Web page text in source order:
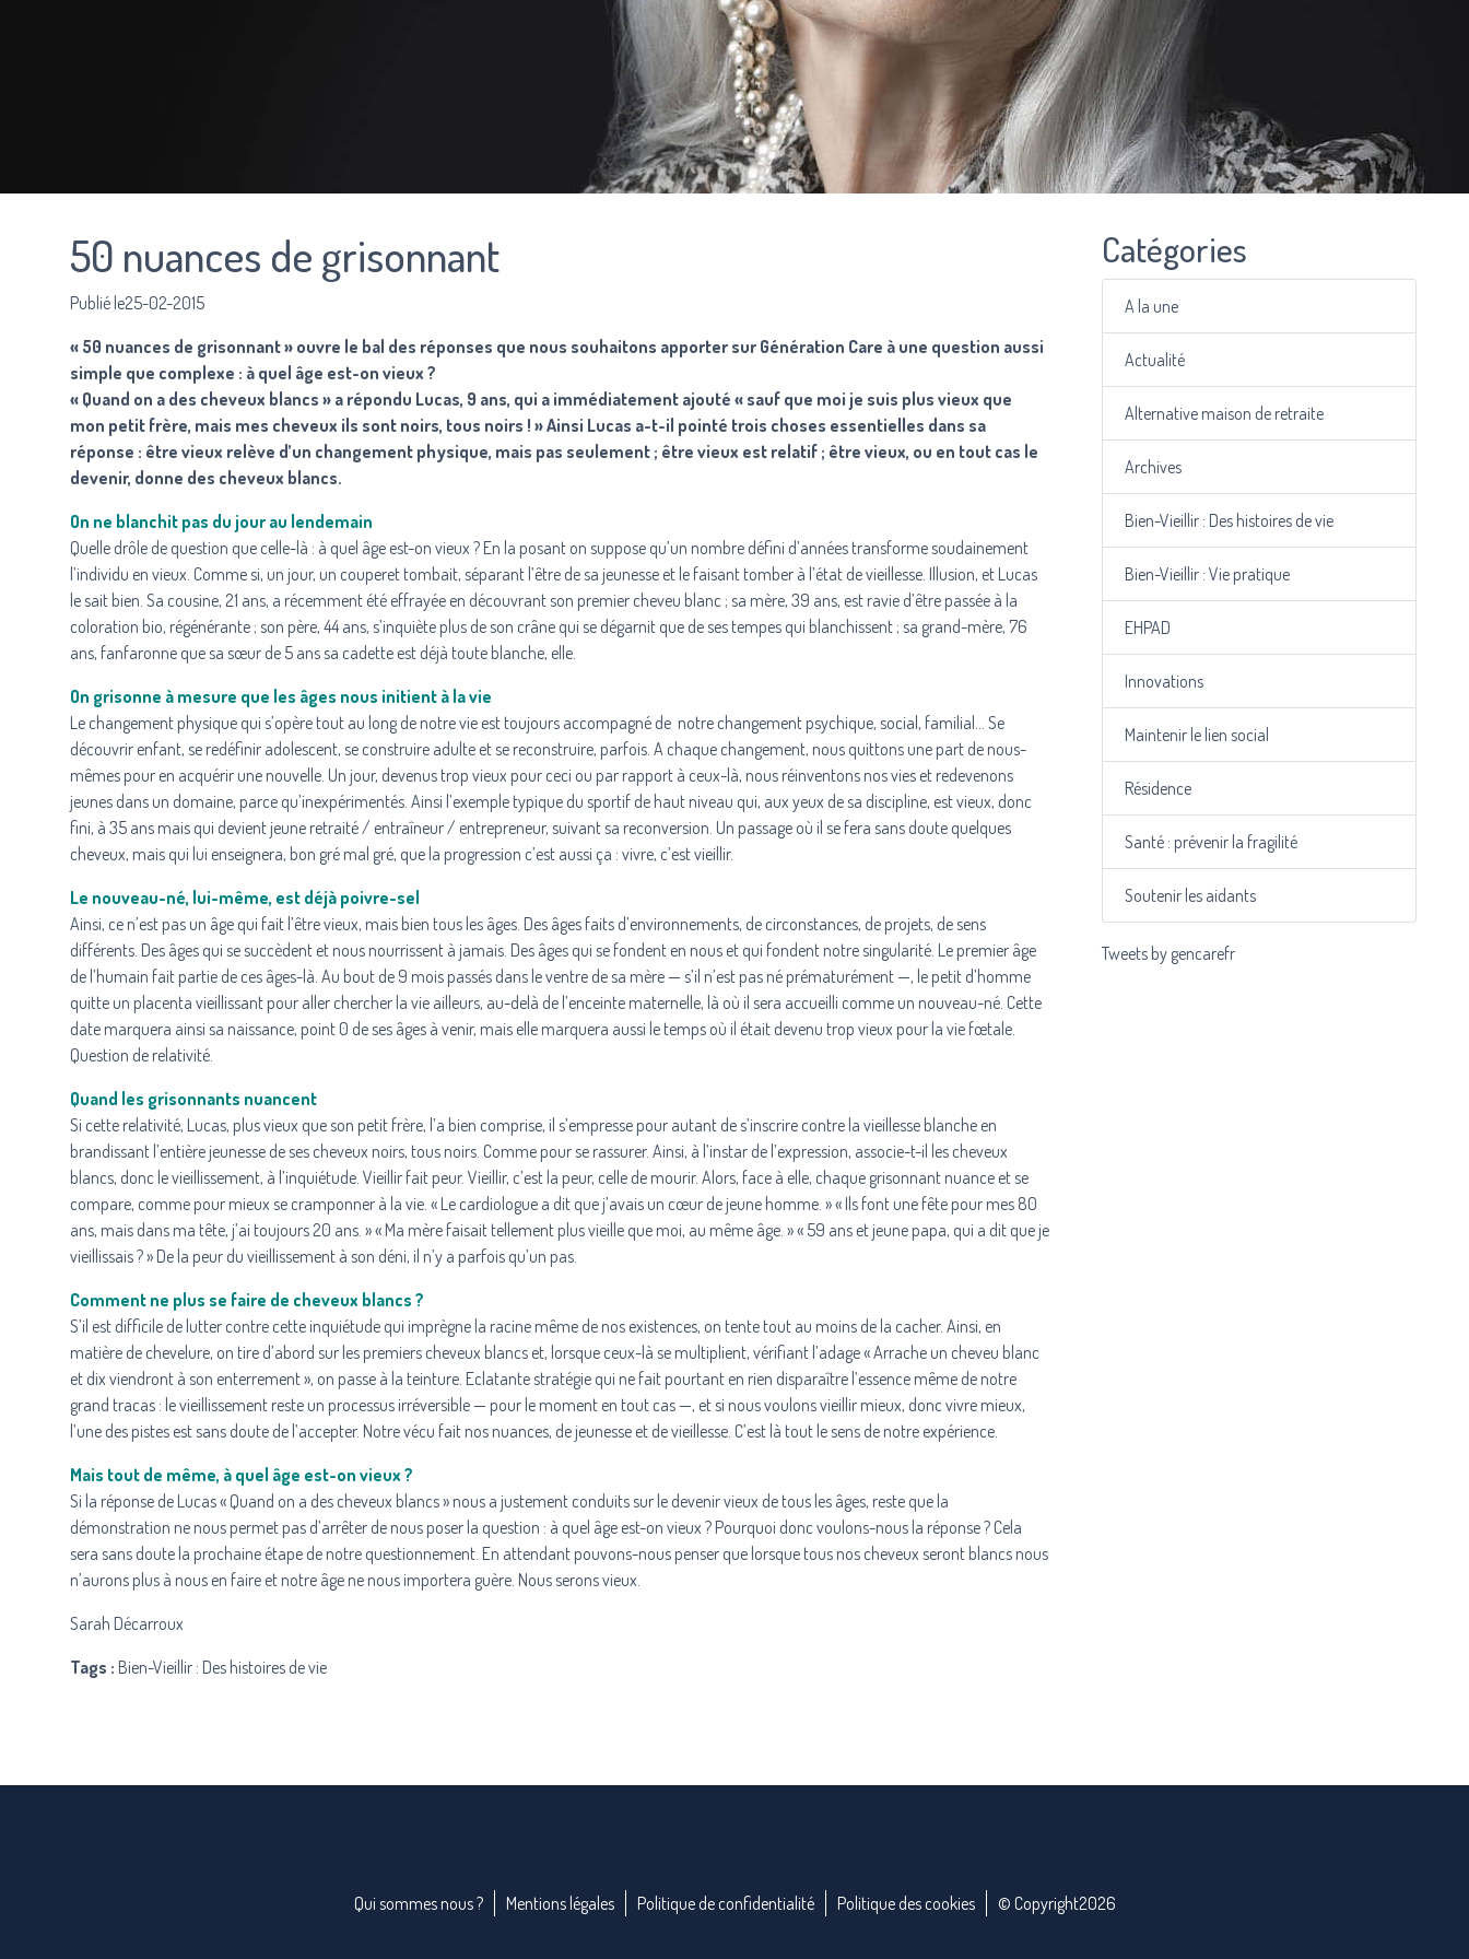
50 nuances de grisonnant
Publié le25-02-2015
« 50 nuances de grisonnant » ouvre le bal des réponses que nous souhaitons apporter sur Génération Care à une question aussi
simple que complexe : à quel âge est-on vieux ?
« Quand on a des cheveux blancs » a répondu Lucas, 9 ans, qui a immédiatement ajouté « sauf que moi je suis plus vieux que
mon petit frère, mais mes cheveux ils sont noirs, tous noirs ! » Ainsi Lucas a-t-il pointé trois choses essentielles dans sa
réponse : être vieux relève d’un changement physique, mais pas seulement ; être vieux est relatif ; être vieux, ou en tout cas le
devenir, donne des cheveux blancs.
On ne blanchit pas du jour au lendemain
Quelle drôle de question que celle-là : à quel âge est-on vieux ? En la posant on suppose qu’un nombre défini d’années transforme soudainement
l’individu en vieux. Comme si, un jour, un couperet tombait, séparant l’être de sa jeunesse et le faisant tomber à l’état de vieillesse. Illusion, et Lucas
le sait bien. Sa cousine, 21 ans, a récemment été effrayée en découvrant son premier cheveu blanc ; sa mère, 39 ans, est ravie d’être passée à la
coloration bio, régénérante ; son père, 44 ans, s’inquiète plus de son crâne qui se dégarnit que de ses tempes qui blanchissent ; sa grand-mère, 76
ans, fanfaronne que sa sœur de 5 ans sa cadette est déjà toute blanche, elle.
On grisonne à mesure que les âges nous initient à la vie
Le changement physique qui s’opère tout au long de notre vie est toujours accompagné de notre changement psychique, social, familial… Se
découvrir enfant, se redéfinir adolescent, se construire adulte et se reconstruire, parfois. A chaque changement, nous quittons une part de nous-
mêmes pour en acquérir une nouvelle. Un jour, devenus trop vieux pour ceci ou par rapport à ceux-là, nous réinventons nos vies et redevenons
jeunes dans un domaine, parce qu’inexpérimentés. Ainsi l’exemple typique du sportif de haut niveau qui, aux yeux de sa discipline, est vieux, donc
fini, à 35 ans mais qui devient jeune retraité / entraîneur / entrepreneur, suivant sa reconversion. Un passage où il se fera sans doute quelques
cheveux, mais qui lui enseignera, bon gré mal gré, que la progression c’est aussi ça : vivre, c’est vieillir.
Le nouveau-né, lui-même, est déjà poivre-sel
Ainsi, ce n’est pas un âge qui fait l’être vieux, mais bien tous les âges. Des âges faits d’environnements, de circonstances, de projets, de sens
différents. Des âges qui se succèdent et nous nourrissent à jamais. Des âges qui se fondent en nous et qui fondent notre singularité. Le premier âge
de l’humain fait partie de ces âges-là. Au bout de 9 mois passés dans le ventre de sa mère — s’il n’est pas né prématurément —, le petit d’homme
quitte un placenta vieillissant pour aller chercher la vie ailleurs, au-delà de l’enceinte maternelle, là où il sera accueilli comme un nouveau-né. Cette
date marquera ainsi sa naissance, point 0 de ses âges à venir, mais elle marquera aussi le temps où il était devenu trop vieux pour la vie fœtale.
Question de relativité.
Quand les grisonnants nuancent
Si cette relativité, Lucas, plus vieux que son petit frère, l’a bien comprise, il s’empresse pour autant de s’inscrire contre la vieillesse blanche en
brandissant l’entière jeunesse de ses cheveux noirs, tous noirs. Comme pour se rassurer. Ainsi, à l’instar de l’expression, associe-t-il les cheveux
blancs, donc le vieillissement, à l’inquiétude. Vieillir fait peur. Vieillir, c’est la peur, celle de mourir. Alors, face à elle, chaque grisonnant nuance et se
compare, comme pour mieux se cramponner à la vie. « Le cardiologue a dit que j’avais un cœur de jeune homme. » « Ils font une fête pour mes 80
ans, mais dans ma tête, j’ai toujours 20 ans. » « Ma mère faisait tellement plus vieille que moi, au même âge. » « 59 ans et jeune papa, qui a dit que je
vieillissais ? » De la peur du vieillissement à son déni, il n’y a parfois qu’un pas.
Comment ne plus se faire de cheveux blancs ?
S’il est difficile de lutter contre cette inquiétude qui imprègne la racine même de nos existences, on tente tout au moins de la cacher. Ainsi, en
matière de chevelure, on tire d’abord sur les premiers cheveux blancs et, lorsque ceux-là se multiplient, vérifiant l’adage « Arrache un cheveu blanc
et dix viendront à son enterrement », on passe à la teinture. Eclatante stratégie qui ne fait pourtant en rien disparaître l’essence même de notre
grand tracas : le vieillissement reste un processus irréversible — pour le moment en tout cas —, et si nous voulons vieillir mieux, donc vivre mieux,
l’une des pistes est sans doute de l’accepter. Notre vécu fait nos nuances, de jeunesse et de vieillesse. C’est là tout le sens de notre expérience.
Mais tout de même, à quel âge est-on vieux ?
Si la réponse de Lucas « Quand on a des cheveux blancs » nous a justement conduits sur le devenir vieux de tous les âges, reste que la
démonstration ne nous permet pas d’arrêter de nous poser la question : à quel âge est-on vieux ? Pourquoi donc voulons-nous la réponse ? Cela
sera sans doute la prochaine étape de notre questionnement. En attendant pouvons-nous penser que lorsque tous nos cheveux seront blancs nous
n’aurons plus à nous en faire et notre âge ne nous importera guère. Nous serons vieux.
Sarah Décarroux
Tags : Bien-Vieillir : Des histoires de vie
Catégories
A la une
Actualité
Alternative maison de retraite
Archives
Bien-Vieillir : Des histoires de vie
Bien-Vieillir : Vie pratique
EHPAD
Innovations
Maintenir le lien social
Résidence
Santé : prévenir la fragilité
Soutenir les aidants
Tweets by gencarefr
Qui sommes nous ? Mentions légales Politique de confidentialité Politique des cookies © Copyright2026